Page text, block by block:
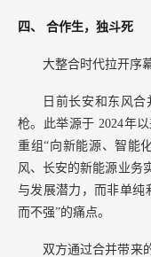
四、 合作生，独斗死
大整合时代拉开序
日前长安和东风
枪。此举源于2024年
重组“向新能源、智能
风、长安的新能源业务
与发展潜力，而非单纯
而不强”的痛点。
双方通过合并带来